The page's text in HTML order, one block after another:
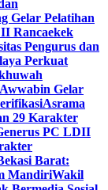
Gelar Pelatihan
Rancaekek
Pengurus dan
Perkuat
Gelar
Asrama
29 Karakter
PC LDII
Barat:
MandiriWakil